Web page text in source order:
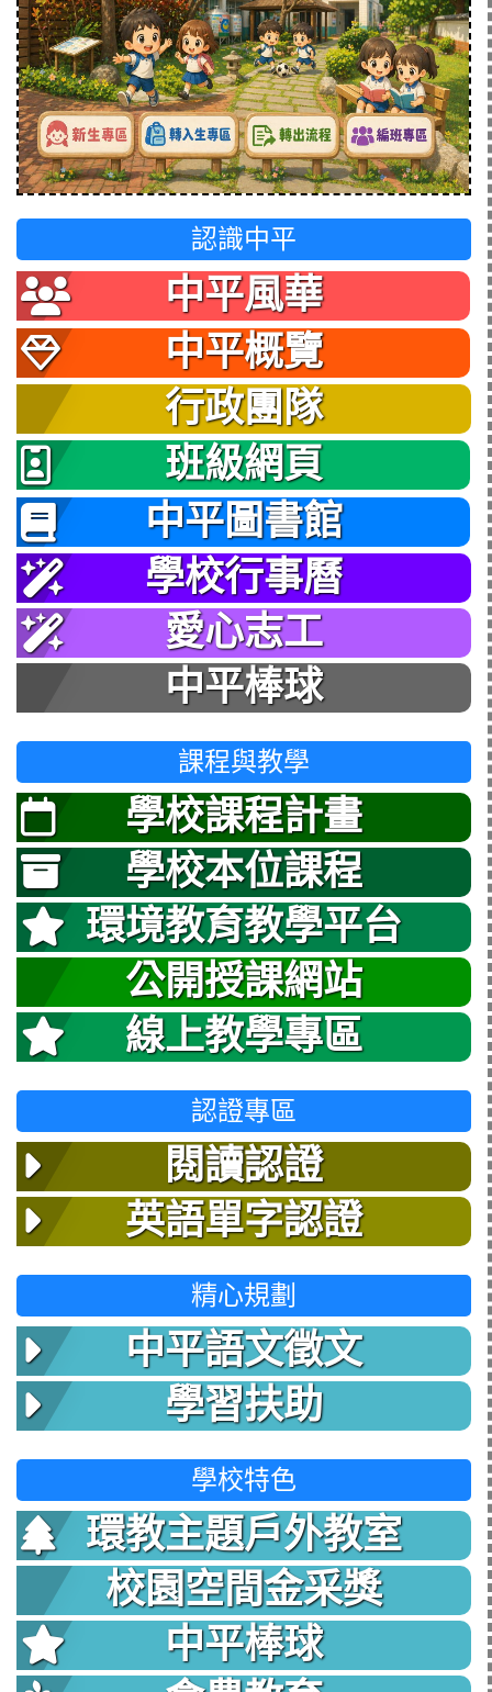
認識中平
中平風華
中平概覽
行政團隊
班級網頁
中平圖書館
學校行事曆
愛心志工
中平棒球
課程與教學
學校課程計畫
學校本位課程
環境教育教學平台
公開授課網站
線上教學專區
認證專區
閱讀認證
英語單字認證
精心規劃
中平語文徵文
學習扶助
學校特色
環教主題戶外教室
校園空間金采獎
中平棒球